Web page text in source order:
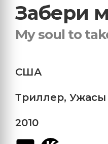
Забери
My soul to
США
Триллер, Ужасы
2010